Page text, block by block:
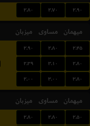
۲.۸۰ ۲.۷۰ ۲.۹۰
میزبان مساوی میهمان
۲.۹۰ ۲.۸۰ ۲.۴۵
۲.۳۹ ۳.۱۰ ۲.۸۰
۲.۰۰ ۳.۰۰ ۳.۸۰
میزبان مساوی میهمان
۲.۸۰ ۲.۸۰ ۲.۵۰